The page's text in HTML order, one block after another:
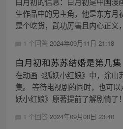
生作品中的男主角，他是东方月
是个吃货，武功厉害且内心正义
1 个回答 2024年09月11日 21:18
白月初和苏苏结婚是第几集
在动画《狐妖小红娘》中，涂山
集。 等待电视剧的同时，也可
妖小红娘》原著提前了解剧情了！
1 个回答 2024年09月08日 23:40